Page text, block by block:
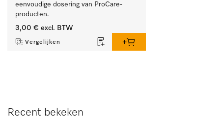
eenvoudige dosering van ProCare-
producten.
3,00 € excl. BTW
Vergelijken
Recent bekeken